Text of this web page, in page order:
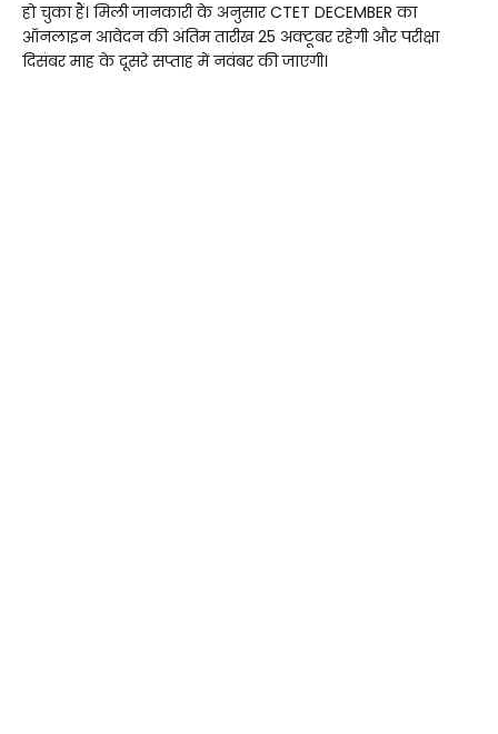
हो चुका हैं। मिली जानकारी के अनुसार CTET DECEMBER का
ऑनलाइन आवेदन की अंतिम तारीख 25 अक्टूबर रहेगी और परीक्षा
दिसंबर माह के दूसरे सप्ताह में नवंबर की जाएगी।